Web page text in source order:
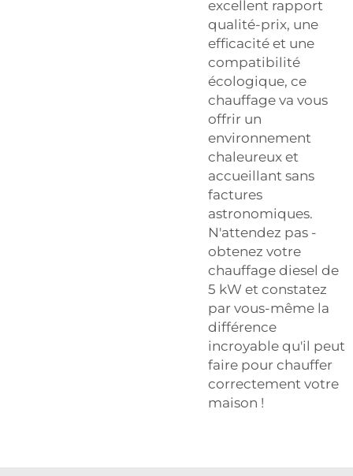
excellent rapport
qualité-prix, une
efficacité et une
compatibilité
écologique, ce
chauffage va vous
offrir un
environnement
chaleureux et
accueillant sans
factures
astronomiques.
N'attendez pas -
obtenez votre
chauffage diesel de
5 kW et constatez
par vous-même la
différence
incroyable qu'il peut
faire pour chauffer
correctement votre
maison !